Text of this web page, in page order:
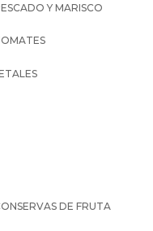
Y MARISCO
DE FRUTA